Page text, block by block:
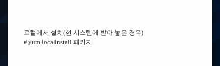
로컬에서 설치(현 시스템에 받아 놓은 경우)
# yum localinstall 패키지